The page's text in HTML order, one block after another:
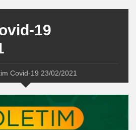
19
Covid-19 23/02/2021